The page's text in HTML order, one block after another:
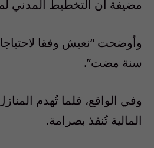
مضيفة أن التخطيط المدني
سنة مضت”.
وفي الواقع، قلما تُهدم
المالية تُنفذ بصرامة.